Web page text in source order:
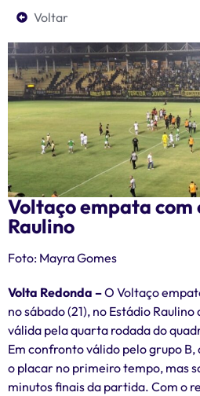
Voltar
Voltaço empata com
Raulino
Foto: Mayra Gomes
Volta Redonda –O Voltaço
no sábado (21), no Estádio
válida pela quarta rodada do
Em confronto válido pelo grupo B,
o placar no primeiro tempo, mas
minutos finais da partida. Com o